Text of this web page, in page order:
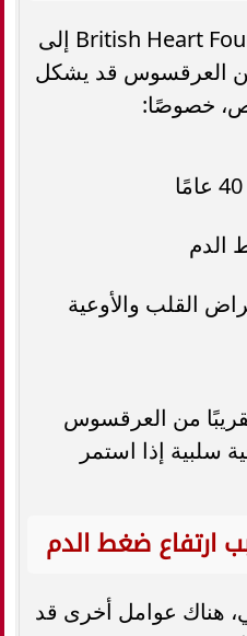
تشير تحذيرات British Heart Foundation إلى
العرقسوس قد يشكل
خصوصًا:
الدم
القلب والأوعية
57 جرامًا تقريبًا من العرقسوس
سلبية إذا استمر
ارتفاع ضغط الدم
هناك عوامل أخرى قد